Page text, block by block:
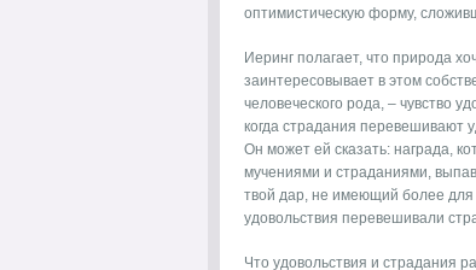
оптимистическую форму,
Иеринг полагает, что природа
заинтересовывает в этом
человеческого рода, – чувство
когда страдания перевешивают
Он может ей сказать: награда,
мучениями и страданиями,
твой дар, не имеющий более
удовольствия перевешивали
Что удовольствия и страдания